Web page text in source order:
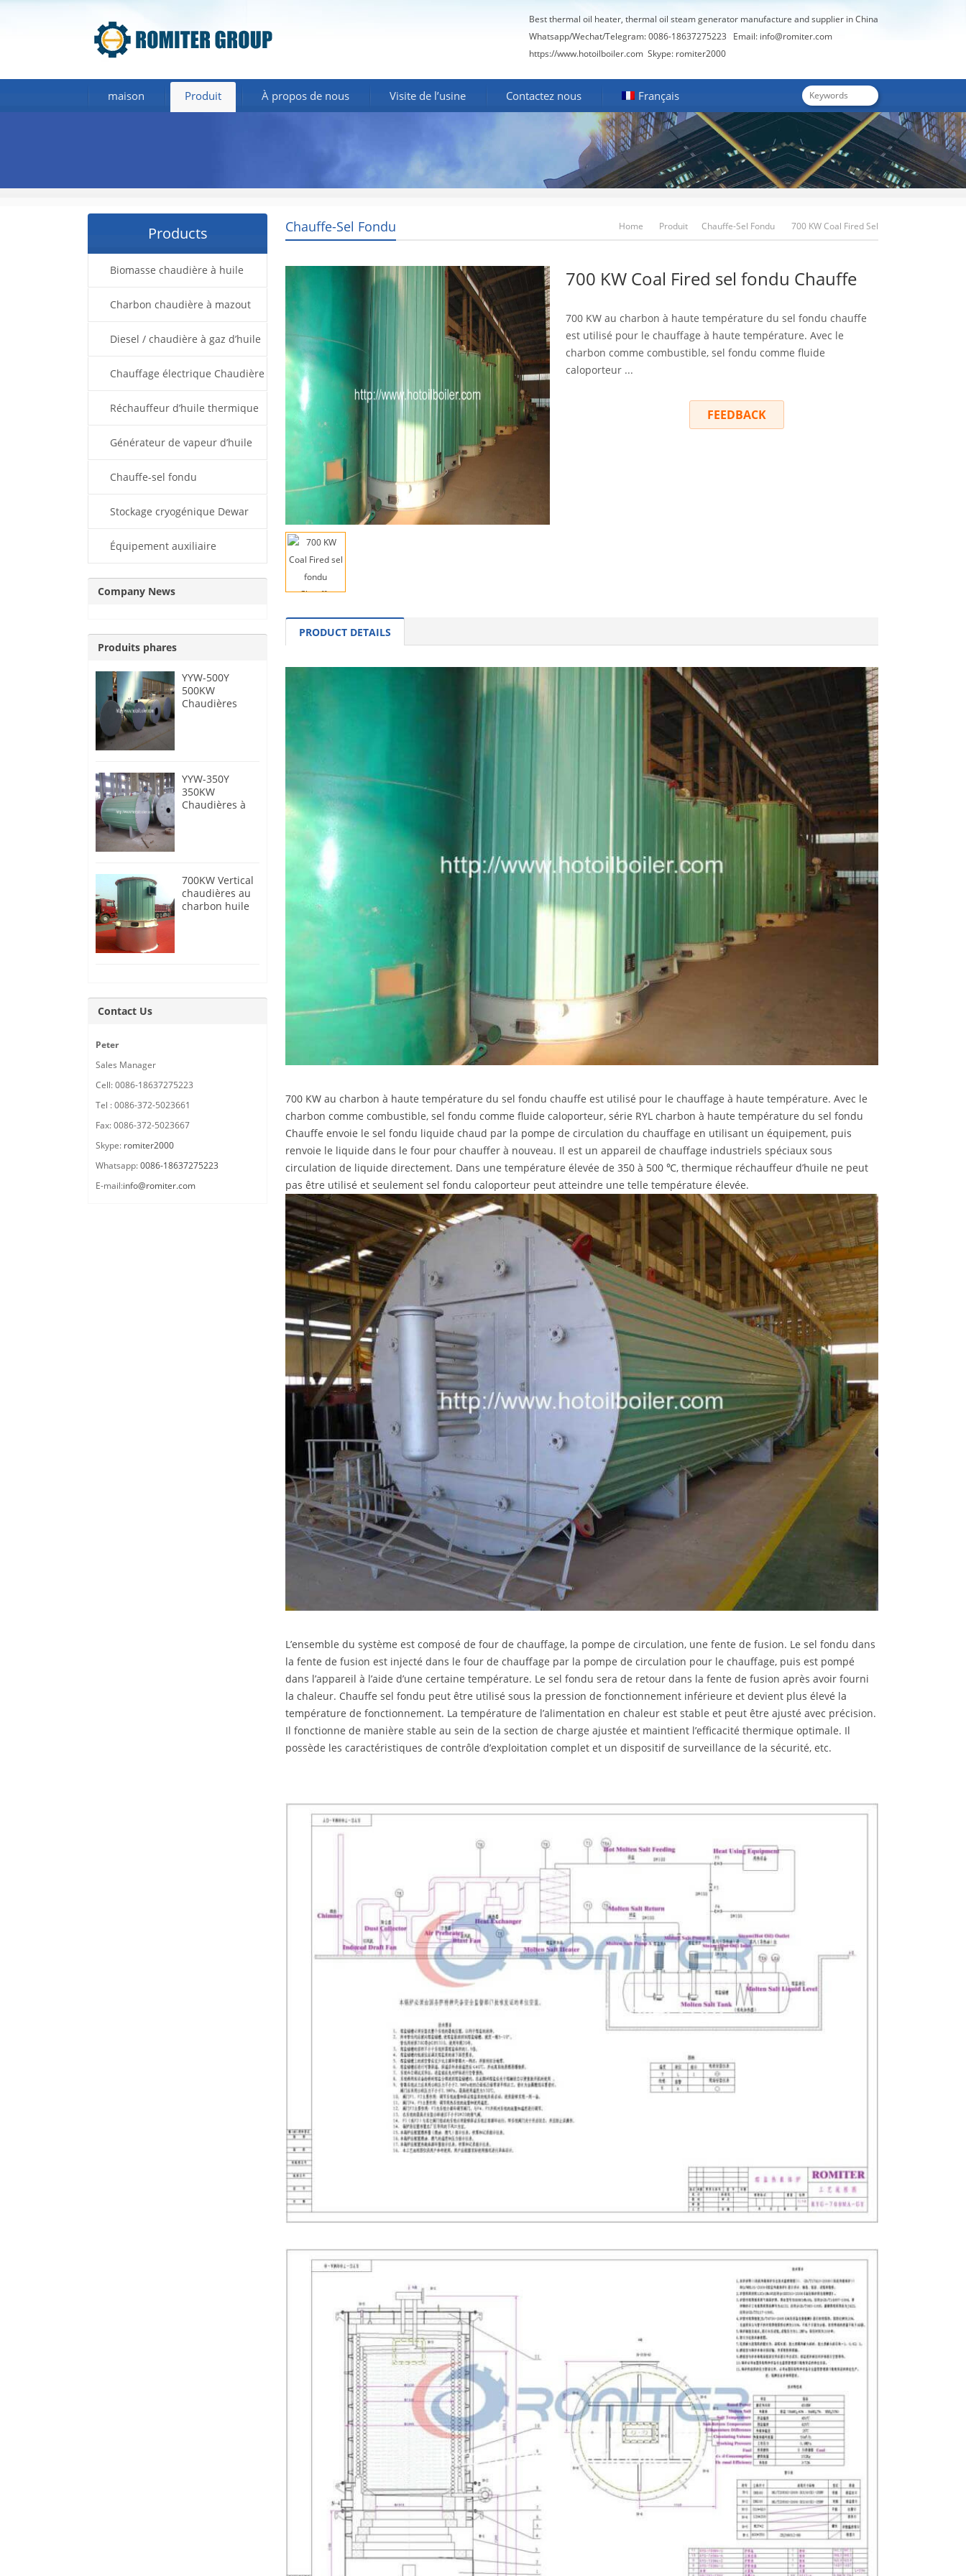
Best thermal oil heater, thermal oil steam generator manufacture and supplier in China
Whatsapp/Wechat/Telegram: 0086-18637275223 Email: info@romiter.com
https://www.hotoilboiler.com Skype: romiter2000
maison Produit À propos de nous Visite de l’usine Contactez nous Français
Chauffe-Sel Fondu Home Produit Chauffe-Sel Fondu 700 KW Coal Fired Sel
700 KW Coal Fired sel fondu Chauffe
700 KW au charbon à haute température du sel fondu chauffe
est utilisé pour le chauffage à haute température. Avec le
charbon comme combustible, sel fondu comme fluide
caloporteur ...
FEEDBACK
PRODUCT DETAILS
700 KW au charbon à haute température du sel fondu chauffe est utilisé pour le chauffage à haute température. Avec le
charbon comme combustible, sel fondu comme fluide caloporteur, série RYL charbon à haute température du sel fondu
Chauffe envoie le sel fondu liquide chaud par la pompe de circulation du chauffage en utilisant un équipement, puis
renvoie le liquide dans le four pour chauffer à nouveau. Il est un appareil de chauffage industriels spéciaux sous
circulation de liquide directement. Dans une température élevée de 350 à 500 ℃, thermique réchauffeur d’huile ne peut
pas être utilisé et seulement sel fondu caloporteur peut atteindre une telle température élevée.
L’ensemble du système est composé de four de chauffage, la pompe de circulation, une fente de fusion. Le sel fondu dans
la fente de fusion est injecté dans le four de chauffage par la pompe de circulation pour le chauffage, puis est pompé
dans l’appareil à l’aide d’une certaine température. Le sel fondu sera de retour dans la fente de fusion après avoir fourni
la chaleur. Chauffe sel fondu peut être utilisé sous la pression de fonctionnement inférieure et devient plus élevé la
température de fonctionnement. La température de l’alimentation en chaleur est stable et peut être ajusté avec précision.
Il fonctionne de manière stable au sein de la section de charge ajustée et maintient l’efficacité thermique optimale. Il
possède les caractéristiques de contrôle d’exploitation complet et un dispositif de surveillance de la sécurité, etc.
Products
Biomasse chaudière à huile
thermique
Charbon chaudière à mazout
thermique
Diesel / chaudière à gaz d’huile
thermique
Chauffage électrique Chaudière
d’huile thermique
Réchauffeur d’huile thermique
ESPCGénérateur de vapeur d’huile
thermique
Chauffe-sel fondu
Stockage cryogénique Dewar
Équipement auxiliaire
Company News
Produits phares
YYW-500Y
500KW
Chaudières
YYW-350Y
350KW
Chaudières à
700KW Vertical
chaudières au
charbon huile
Contact Us
Peter
Sales Manager
Cell: 0086-18637275223
Tel : 0086-372-5023661
Fax: 0086-372-5023667
Skype: romiter2000
Whatsapp:0086-18637275223
E-mail:info@romiter.com